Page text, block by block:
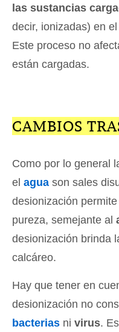
las sustancias
decir, ionizadas) en
Este proceso no
están cargadas.
CAMBIOS
Como por lo general
el agua son sales
desionización
pureza, semejante al
desionización brinda
calcáreo.
Hay que tener en
desionización no
bacterias ni virus.